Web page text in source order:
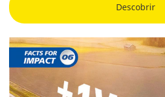
Descobrir